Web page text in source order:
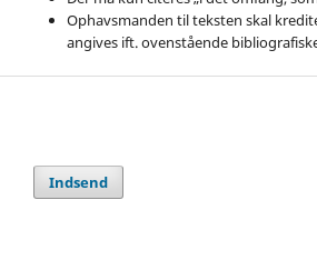
Ophavsmanden til teksten skal
angives ift. ovenstående
Indsend